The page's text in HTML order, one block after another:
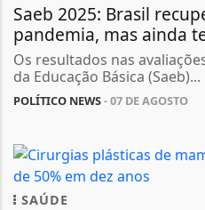
Saeb 2025: Brasil
pandemia, mas ainda
Os resultados nas
da Educação Básica (Saeb)...
POLÍTICO NEWS- 07 DE AGOSTO
SAÚDE